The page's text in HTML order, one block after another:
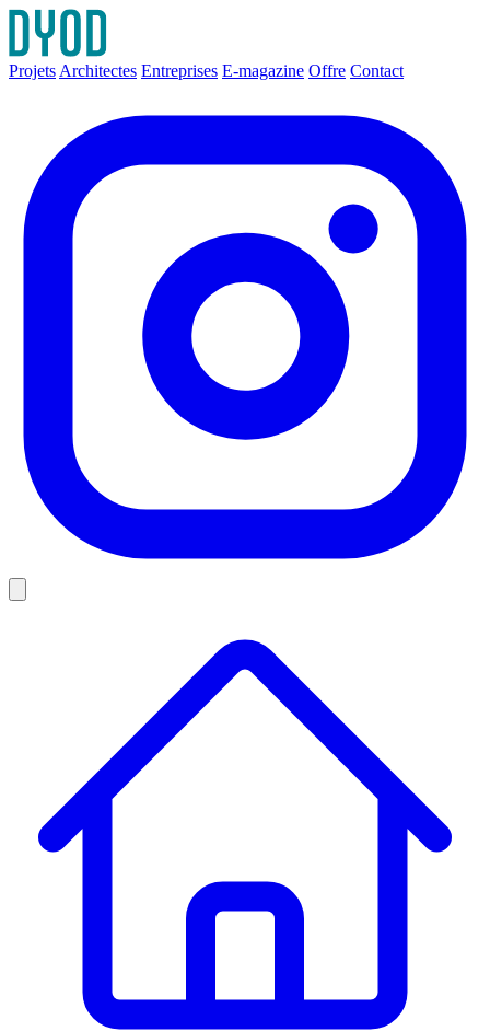
Projets Architectes Entreprises E-magazine Offre Contact